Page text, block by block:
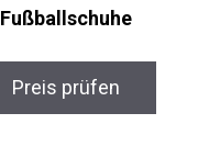
Herren
Preis prüfen